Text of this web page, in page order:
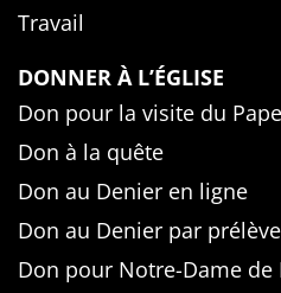
Travail
DONNER À L’ÉGLISE
Don pour la visite du Pape
Don à la quête
Don au Denier en ligne
Don au Denier par
Don pour Notre-Dame de